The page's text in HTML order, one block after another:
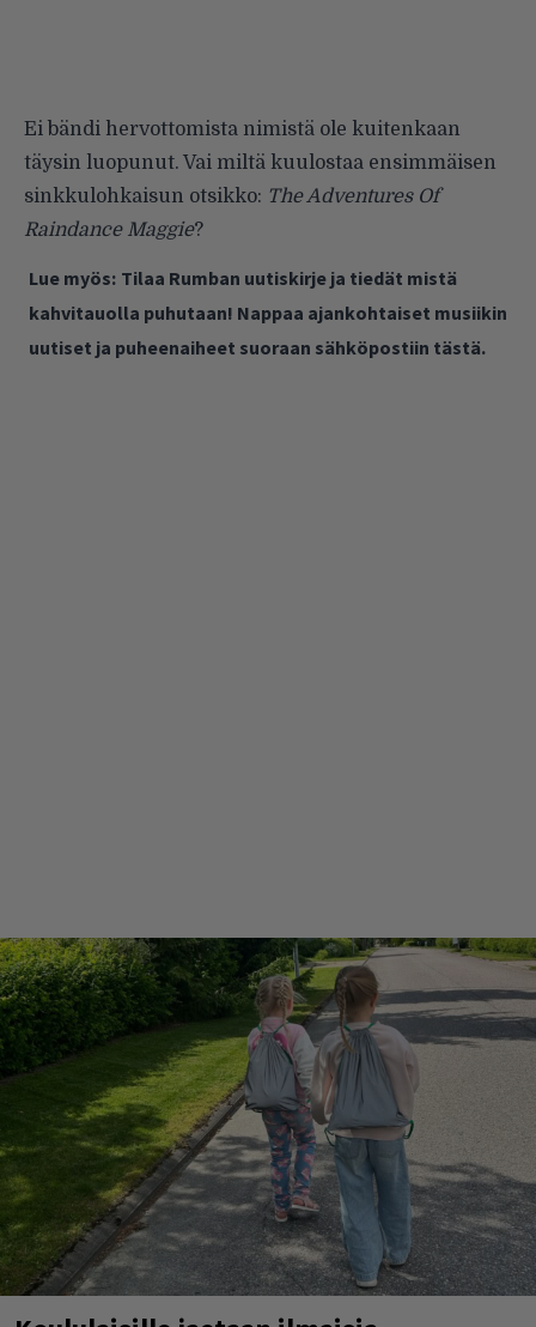
Ei bändi hervottomista nimistä ole kuitenkaan
täysin luopunut. Vai miltä kuulostaa ensimmäisen
sinkkulohkaisun otsikko: The Adventures Of
Raindance Maggie?
Lue myös: Tilaa Rumban uutiskirje ja tiedät mistä
kahvitauolla puhutaan! Nappaa ajankohtaiset musiikin
uutiset ja puheenaiheet suoraan sähköpostiin tästä.